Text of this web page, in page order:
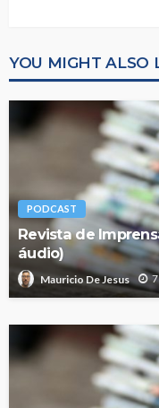
YOU MIGHT ALSO
PODCAST
Revista de
áudio)
Mauricio De Jesus